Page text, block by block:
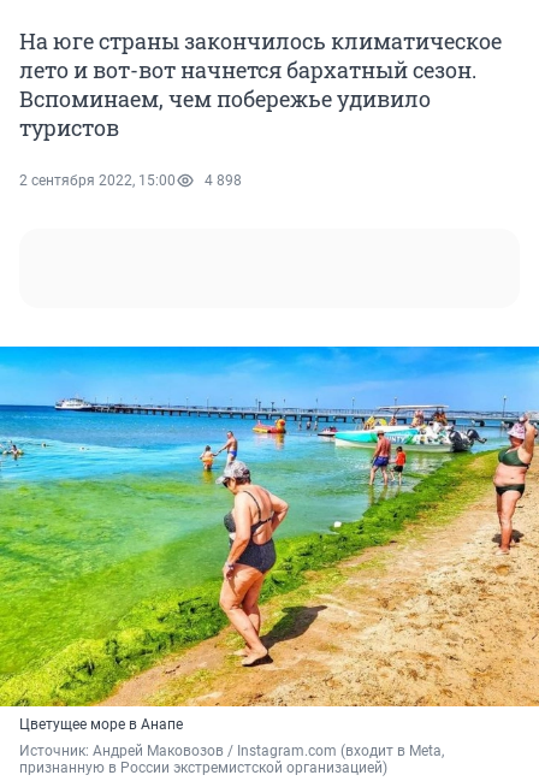
На юге страны закончилось климатическое
лето и вот-вот начнется бархатный сезон.
Вспоминаем, чем побережье удивило
туристов
2 сентября 2022, 15:00 4 898
Цветущее море в Анапе
Источник: Андрей Маковозов / Instagram.com (входит в Meta,
признанную в России экстремистской организацией)